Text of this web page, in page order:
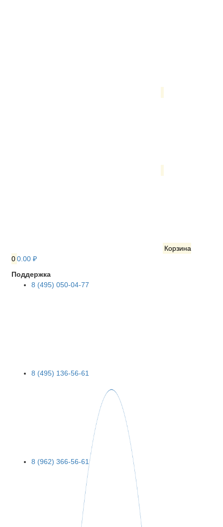
Корзина
00.00 ₽
Поддержка
8 (495) 050-04-77
8 (495) 136-56-61
8 (962) 366-56-61